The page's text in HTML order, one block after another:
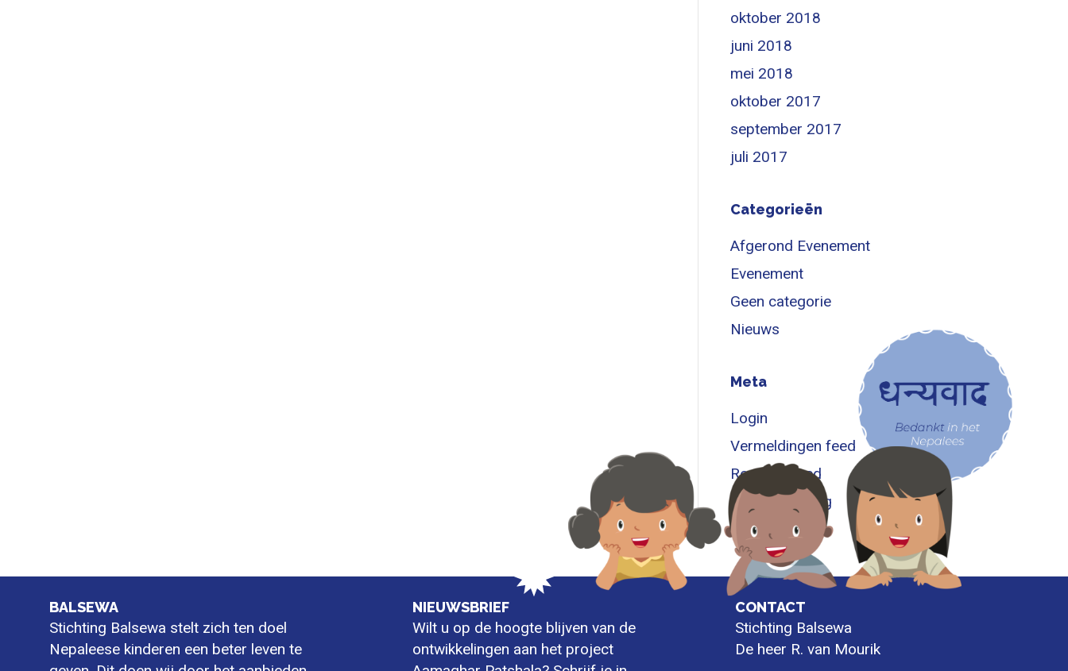
oktober 2018
juni 2018
mei 2018
oktober 2017
september 2017
juli 2017
Categorieën
Afgerond Evenement
Evenement
Geen categorie
Nieuws
Meta
Login
Vermeldingen feed
Reacties feed
WordPress.org
BALSEWA
Stichting Balsewa stelt zich ten doel
Nepaleese kinderen een beter leven te
NIEUWSBRIEF
Wilt u op de hoogte blijven van de
ontwikkelingen aan het project
CONTACT
Stichting Balsewa
De heer R. van Mourik